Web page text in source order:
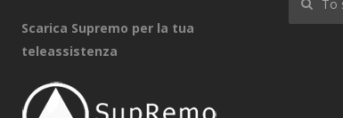
Scarica Supremo per la tua
teleassistenza